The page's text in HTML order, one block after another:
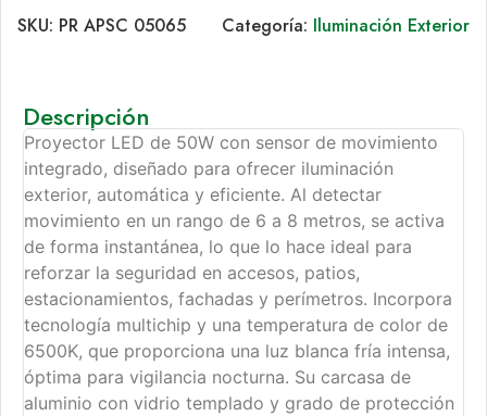
SKU: PR APSC 05065 Categoría: Iluminación Exterior
Descripción
Proyector LED de 50W con sensor de movimiento
integrado, diseñado para ofrecer iluminación
exterior, automática y eficiente. Al detectar
movimiento en un rango de 6 a 8 metros, se activa
de forma instantánea, lo que lo hace ideal para
reforzar la seguridad en accesos, patios,
estacionamientos, fachadas y perímetros. Incorpora
tecnología multichip y una temperatura de color de
6500K, que proporciona una luz blanca fría intensa,
óptima para vigilancia nocturna. Su carcasa de
aluminio con vidrio templado y grado de protección